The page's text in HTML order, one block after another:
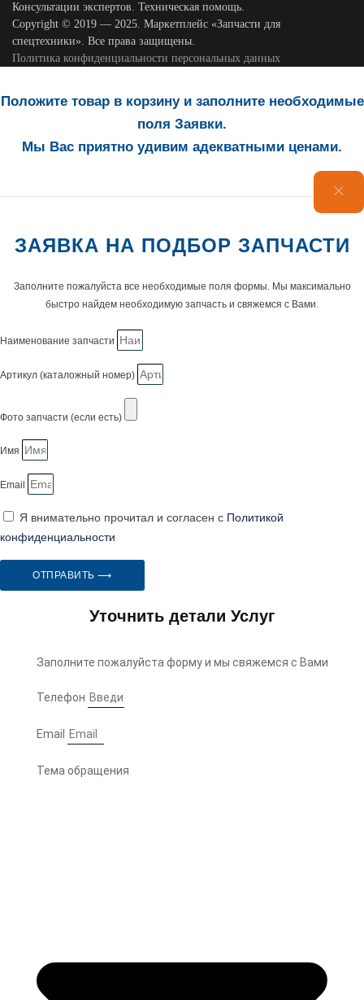
Консультации экспертов. Техническая помощь.
Copyright © 2019 — 2025. Маркетплейс «Запчасти для
спецтехники». Все права защищены.
Политика конфиденциальности персональных данных
Положите товар в корзину и заполните необходимые
поля Заявки.
Мы Вас приятно удивим адекватными ценами.
ЗАЯВКА НА ПОДБОР ЗАПЧАСТИ
Заполните пожалуйста все необходимые поля формы. Мы максимально
быстро найдем необходимую запчасть и свяжемся с Вами.
Наименование запчасти
Артикул (каталожный номер)
Фото запчасти (если есть)
Имя
Email
Я внимательно прочитал и согласен с Политикой
конфиденциальности
ОТПРАВИТЬ ⟶
Уточнить детали Услуг
Заполните пожалуйста форму и мы свяжемся с Вами
Телефон
Email
Тема обращения